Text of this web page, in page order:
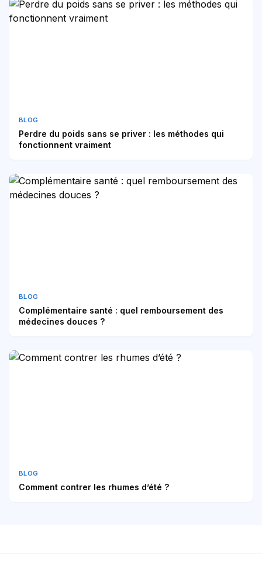
BLOG
Perdre du poids sans se priver : les méthodes qui
fonctionnent vraiment
BLOG
Complémentaire santé : quel remboursement des
médecines douces ?
BLOG
Comment contrer les rhumes d’été ?